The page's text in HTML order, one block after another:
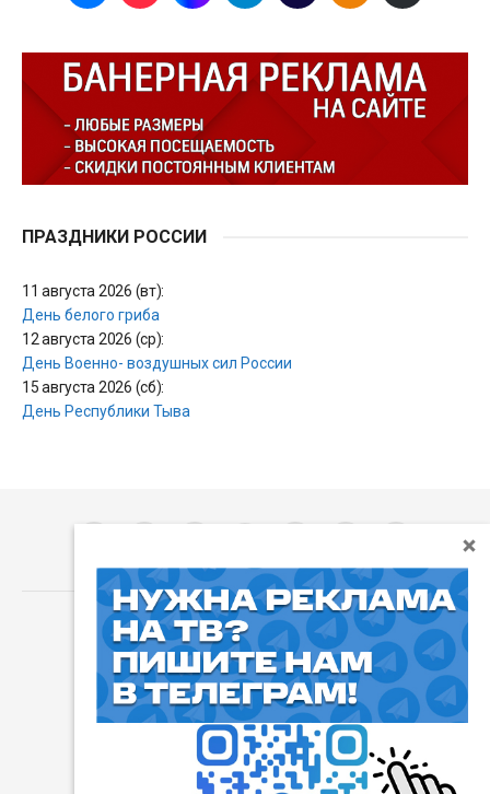
ПРАЗДНИКИ РОССИИ
11 августа 2026 (вт):
День белого гриба
12 августа 2026 (ср):
День Военно- воздушных сил России
15 августа 2026 (сб):
День Республики Тыва